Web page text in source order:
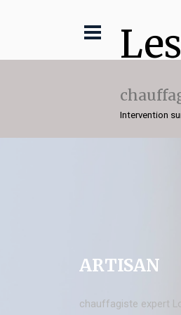
Intervention
ARTISAN
chauffagiste expert